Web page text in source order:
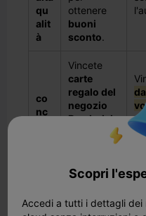
qu
alit
à
ottenere
buoni
sconto.
co
nc
Vincete
carte
regalo del
negozio
Bambulab
peraggiorn
vostra
attrezzatur
Scopri
Accedi a tutti i dettagli